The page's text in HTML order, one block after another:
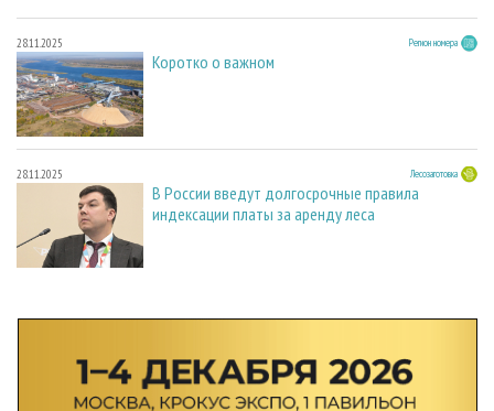
28.11.2025 Регион номера
Коротко о важном
28.11.2025 Лесозаготовка
В России введут долгосрочные правила
индексации платы за аренду леса